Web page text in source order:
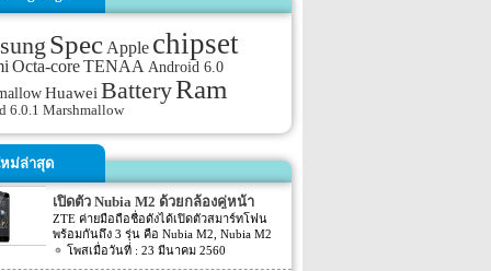
SpecApple chipset
Octa-coreTENAA Android 6.0
Huawei BatteryRam
6.0.1 Marshmallow
ม่ล่าสุด
เปิดตัว Nubia M2 ด้วยกล้องคู่หน้า
ZTE ค่ายมือถือชื่อดังได้เปิดตัวสมาร์ทโฟน
พร้อมกันถึง 3 รุ่น คือ Nubia M2, Nubia M2
Lite และ Nubia N2 ซึ่งแต่ละรุ่นก็มีความน่า
23 มีนาคม 2560